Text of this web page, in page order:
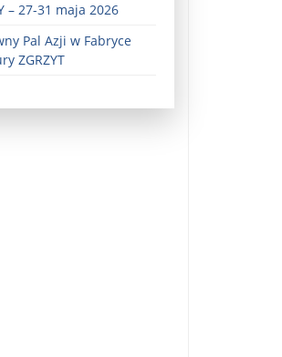
„Uciec z piekła” ...
...
– 27-31 maja 2026
Pal Azji w Fabryce
ZGRZYT